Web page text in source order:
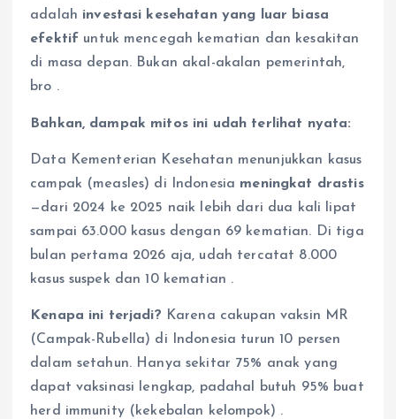
adalah investasi kesehatan yang luar biasa
efektif untuk mencegah kematian dan kesakitan
di masa depan. Bukan akal-akalan pemerintah,
bro .
Bahkan, dampak mitos ini udah terlihat nyata:
Data Kementerian Kesehatan menunjukkan kasus
campak (measles) di Indonesia meningkat drastis
—dari 2024 ke 2025 naik lebih dari dua kali lipat
sampai 63.000 kasus dengan 69 kematian. Di tiga
bulan pertama 2026 aja, udah tercatat 8.000
kasus suspek dan 10 kematian .
Kenapa ini terjadi? Karena cakupan vaksin MR
(Campak-Rubella) di Indonesia turun 10 persen
dalam setahun. Hanya sekitar 75% anak yang
dapat vaksinasi lengkap, padahal butuh 95% buat
herd immunity (kekebalan kelompok) .